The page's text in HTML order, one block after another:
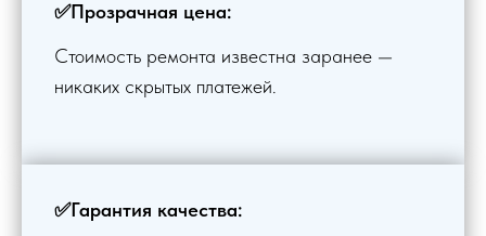
✅Прозрачная цена:
Стоимость ремонта известна заранее —
никаких скрытых платежей.
✅Гарантия качества: